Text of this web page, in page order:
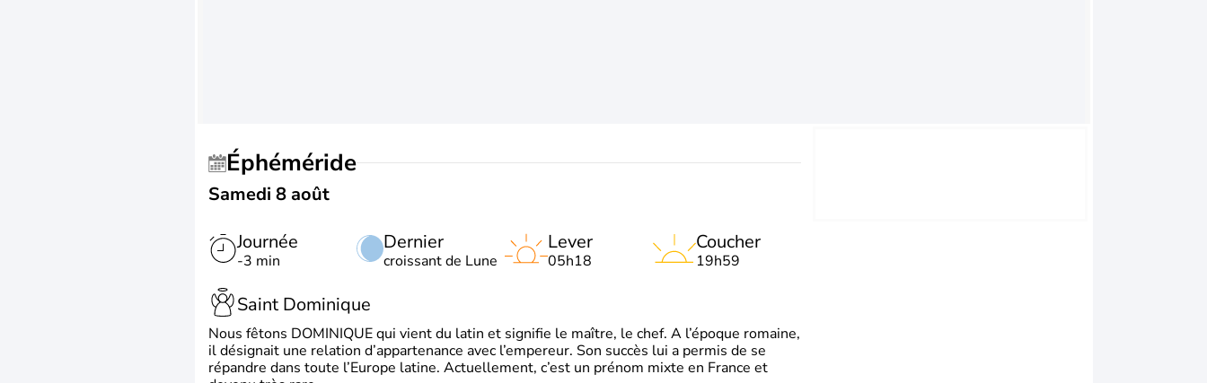
Éphéméride
Samedi 8 août
Journée
-3 min
Dernier
croissant de Lune
Lever
05h18
Coucher
19h59
Saint Dominique
Nous fêtons DOMINIQUE qui vient du latin et signifie le maître, le chef. A l’époque romaine,
il désignait une relation d’appartenance avec l’empereur. Son succès lui a permis de se
répandre dans toute l’Europe latine. Actuellement, c’est un prénom mixte en France et